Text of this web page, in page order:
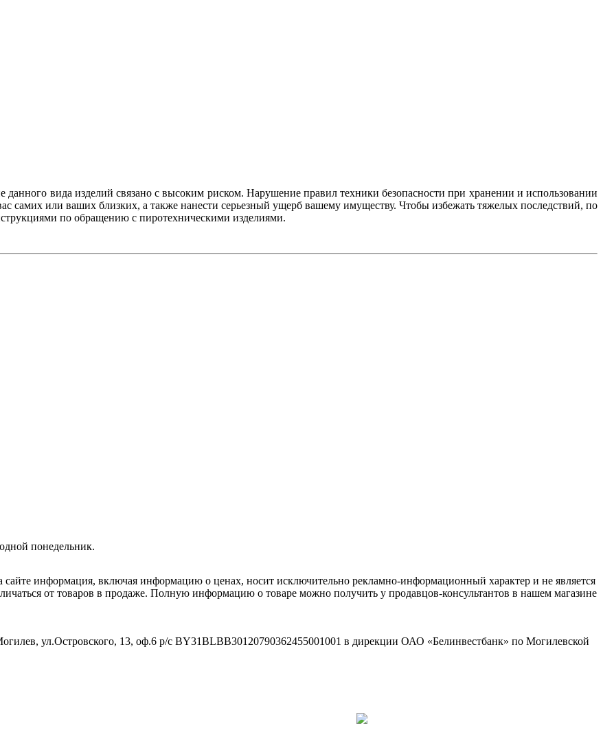
вида изделий связано с высоким риском. Нарушение правил техники безопасности при хранении и использовании
самих или ваших близких, а также нанести серьезный ущерб вашему имуществу. Чтобы избежать тяжелых последствий, по
по обращению с пиротехническими изделиями.
понедельник.
сайте информация, включая информацию о ценах, носит исключительно рекламно-информационный характер и не является
от товаров в продаже. Полную информацию о товаре можно получить у продавцов-консультантов в нашем магазине
ул.Островского, 13, оф.6 р/с BY31BLBB30120790362455001001 в дирекции ОАО «Белинвестбанк» по Могилевской